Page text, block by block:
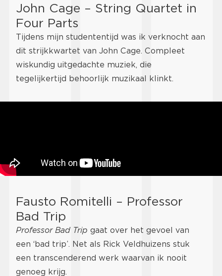
John Cage – String Quartet in
Four Parts
Tijdens mijn studententijd was ik verknocht aan
dit strijkkwartet van John Cage. Compleet
wiskundig uitgedachte muziek, die
tegelijkertijd behoorlijk muzikaal klinkt.
Fausto Romitelli – Professor
Bad Trip
Professor Bad Trip gaat over het gevoel van
een ‘bad trip’. Net als Rick Veldhuizens stuk
een transcenderend werk waarvan ik nooit
genoeg krijg.